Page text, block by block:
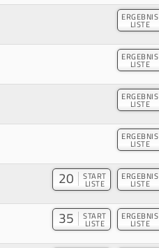
ERGEBNIS
LISTE
ERGEBNIS
LISTE
ERGEBNIS
LISTE
ERGEBNIS
LISTE
20 START
LISTE
ERGEBNIS
LISTE
35 START
LISTE
ERGEBNIS
LISTE